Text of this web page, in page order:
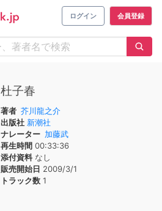
ログイン 会員登録
杜子春
著者 芥川龍之介
出版社 新潮社
ナレーター 加藤武
再生時間 00:33:36
添付資料なし
販売開始日 2009/3/1
トラック数 1